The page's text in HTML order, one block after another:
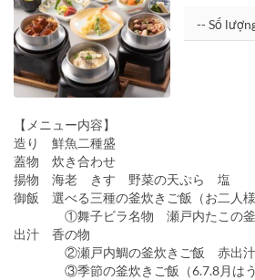
【メニュー内容】
造り 鮮魚二種盛
蓋物 炊き合わせ
揚物 海老 きす 野菜の天ぷら 塩
御飯 選べる三種の釜炊きご飯（お二人様
①舞子ビラ名物 瀬戸内たこの釜
出汁 香の物
②瀬戸内鯛の釜炊きご飯 赤出
③季節の釜炊きご飯（6.7.8月はう